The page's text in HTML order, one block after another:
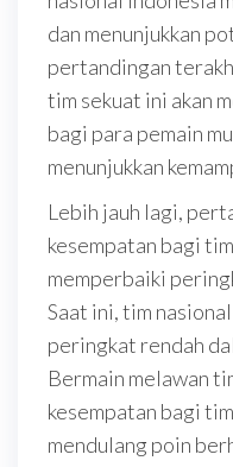
dan menunjukkan
pertandingan
tim sekuat ini akan
bagi para pemain
menunjukkan
Lebih jauh lagi,
kesempatan bagi
memperbaiki
Saat ini, tim
peringkat rendah
Bermain melawan
kesempatan bagi
mendulang poin